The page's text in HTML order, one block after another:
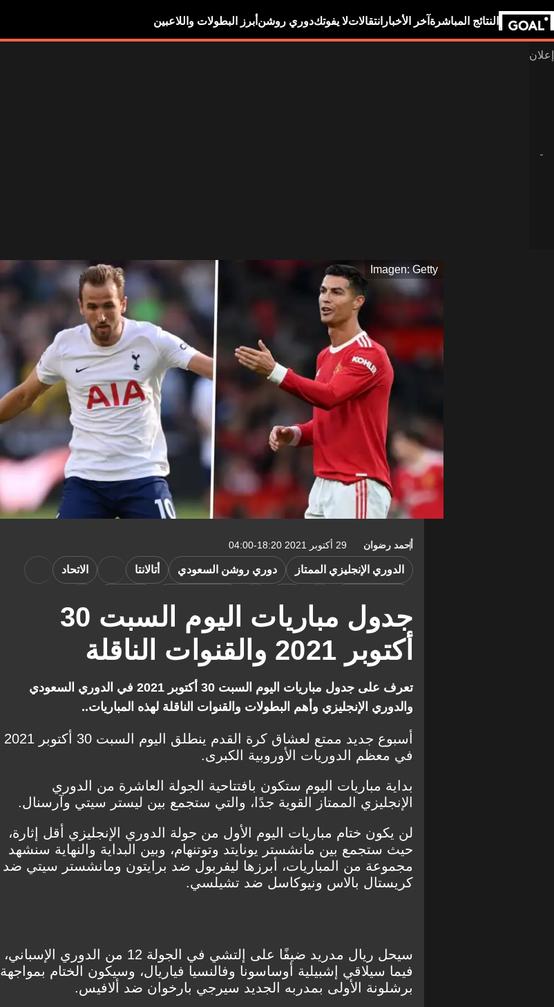
النتائج المباشرة آخر الأخبار انتقالاتلا يفوتكدوري روشن أبرز البطولات واللاعبين
Imagen: Getty
أحمد رضوان 29 أكتوبر 2021 18:20-04:00
جدول مباريات اليوم السبت 30
أكتوبر 2021 والقنوات الناقلة
الدوري الإنجليزي الممتاز دوري روشن السعودي أتالانتا الاتحاد
كريستال بالاس فيرونا الفيحاء التعاون
آينتراخت فرانكفورت سامبدوريا المقاولون العرب
الدوري المصري الممتاز أبها تورينو نيوكاسل يونايتد
فالنسيا ليون ماينتس الدوري الإسباني كولن
لايبزيج لانس فياريال واتفورد الدوري الإيطالي
قراءات طويلة تشيلسي جريوثر فورث
أوساسونا بايرن ميونخ لاتسيو برينتفورد
برايتون بوروسيا دورتموند فولفسبورج
ديبورتيفو ألافيس ليفربول إلتشي ليستر سيتي
بيرنلي توتنهام هوتسبير مانشستر سيتي آرسنال
مودرن سبورت
تعرف على جدول مباريات اليوم السبت 30 أكتوبر 2021 في الدوري السعودي
والدوري الإنجليزي وأهم البطولات والقنوات الناقلة لهذه المباريات..
أسبوع جديد ممتع لعشاق كرة القدم ينطلق اليوم السبت 30 أكتوبر 2021
في معظم الدوريات الأوروبية الكبرى.
بداية مباريات اليوم ستكون بافتتاحية الجولة العاشرة من الدوري
الإنجليزي الممتاز القوية جدًا، والتي ستجمع بين ليستر سيتي وآرسنال.
لن يكون ختام مباريات اليوم الأول من جولة الدوري الإنجليزي أقل إثارة،
حيث ستجمع بين مانشستر يونايتد وتوتنهام، وبين البداية والنهاية سنشهد
مجموعة من المباريات، أبرزها ليفربول ضد برايتون ومانشستر سيتي ضد
كريستال بالاس ونيوكاسل ضد تشيلسي.
سيحل ريال مدريد ضيفًا على إلتشي في الجولة 12 من الدوري الإسباني،
فيما سيلاقي إشبيلية أوساسونا وفالنسيا فياريال، وسيكون الختام بمواجهة
برشلونة الأولى بمدربه الجديد سيرجي بارخوان ضد ألافيس.